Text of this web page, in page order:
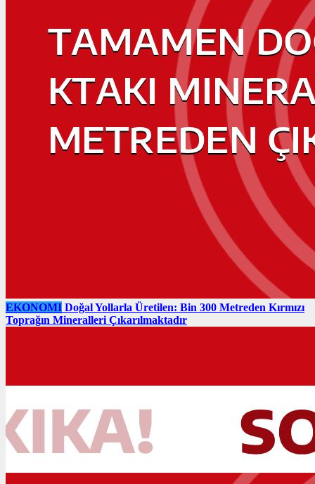
EKONOMI Doğal Yollarla Üretilen: Bin 300 Metreden Kırmızı
Toprağın Mineralleri Çıkarılmaktadır